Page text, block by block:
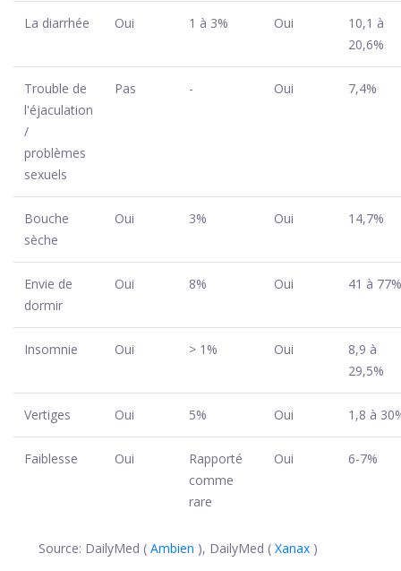
La diarrhée Oui 1 à 3% Oui
10,1 à
20,6%
Trouble de
l'éjaculation
/
problèmes
sexuels
Pas - Oui 7,4%
Bouche
sèche
Oui 3% Oui 14,7%
Envie de
dormir
Oui 8% Oui 41 à 77%
Insomnie Oui > 1% Oui
8,9 à
29,5%
Vertiges Oui 5% Oui 1,8 à
Faiblesse Oui
Rapporté
comme
rare
Oui 6-7%
Source: DailyMed ( Ambien ), DailyMed ( Xanax )